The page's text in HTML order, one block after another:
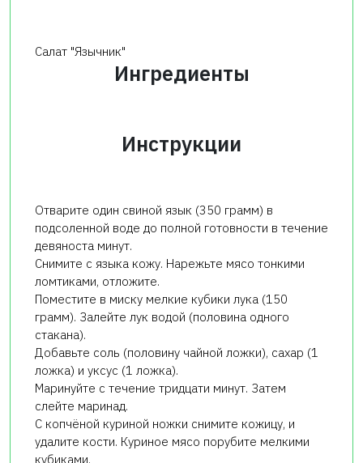
Салат "Язычник"
Ингредиенты
Инструкции
Отварите один свиной язык (350 грамм) в
подсоленной воде до полной готовности в течение
девяноста минут.
Снимите с языка кожу. Нарежьте мясо тонкими
ломтиками, отложите.
Поместите в миску мелкие кубики лука (150
грамм). Залейте лук водой (половина одного
стакана).
Добавьте соль (половину чайной ложки), сахар (1
ложка) и уксус (1 ложка).
Маринуйте с течение тридцати минут. Затем
слейте маринад.
С копчёной куриной ножки снимите кожицу, и
удалите кости. Куриное мясо порубите мелкими
кубиками.